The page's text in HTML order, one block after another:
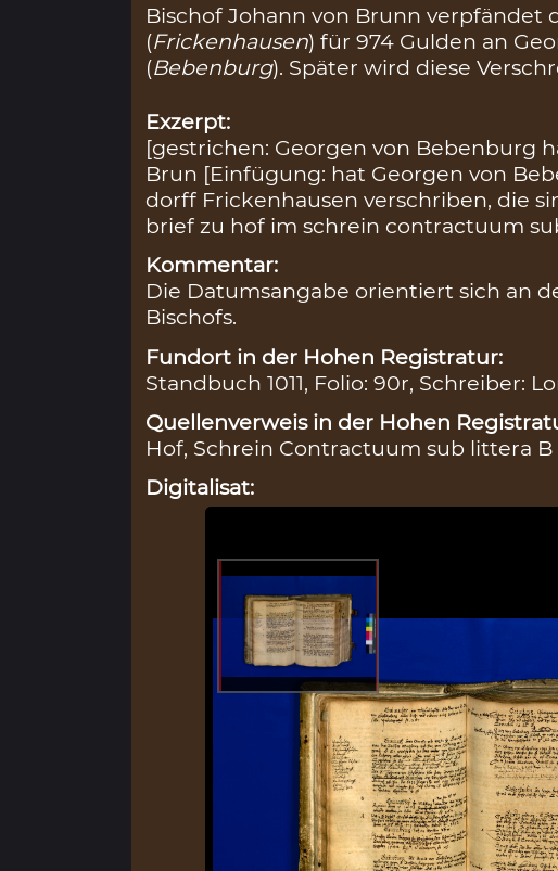
Bischof Johann von Brunn verpfändet
(Frickenhausen) für 974 Gulden an
(Bebenburg). Später wird diese
Exzerpt:
[gestrichen: Georgen von Bebenburg
Brun [Einfügung: hat Georgen von
dorff Frickenhausen verschriben, die
brief zu hof im schrein contractuum
Kommentar:
Die Datumsangabe orientiert sich an
Bischofs.
Fundort in der Hohen Registratur:
Standbuch 1011, Folio: 90r, Schreiber:
Quellenverweis in der Hohen
Hof, Schrein Contractuum sub littera B
Digitalisat: